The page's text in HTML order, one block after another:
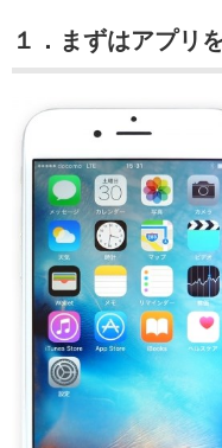
１．まずはアプリ